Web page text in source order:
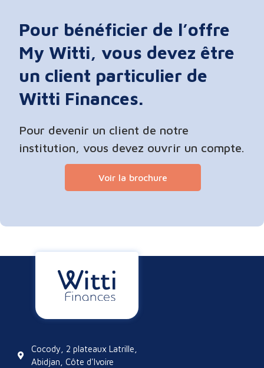
Pour bénéficier de l’offre
My Witti, vous devez être
un client particulier de
Witti Finances.
Pour devenir un client de notre
institution, vous devez ouvrir un compte.
Voir la brochure
Cocody, 2 plateaux Latrille,
Abidjan, Côte d'Ivoire